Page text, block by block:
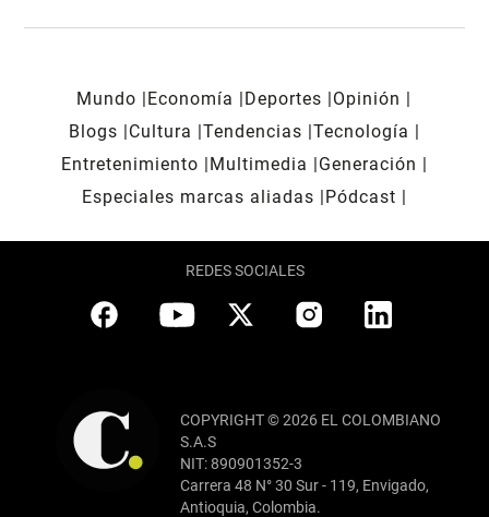
Mundo Economía Deportes
Opinión
Blogs
Cultura Tendencias Tecnología
Entretenimiento
Multimedia
Generación
Especiales marcas aliadas
Pódcast
REDES SOCIALES
COPYRIGHT © 2026 EL COLOMBIANO
S.A.S
NIT: 890901352-3
Carrera 48 N° 30 Sur - 119, Envigado,
Antioquia, Colombia.